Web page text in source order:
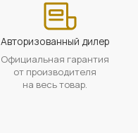
Авторизованный дилер
Официальная гарантия
от производителя
на весь товар.